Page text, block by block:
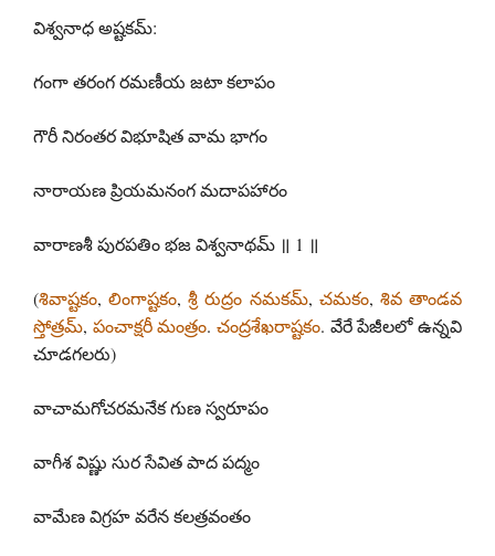
విశ్వనాధ అష్టకమ్:
గంగా తరంగ రమణీయ జటా కలాపం
గౌరీ నిరంతర విభూషిత వామ భాగం
నారాయణ ప్రియమనంగ మదాపహారం
వారాణశీ పురపతిం భజ విశ్వనాథమ్ ॥ 1 ॥
(శివాష్టకం,లింగాష్టకం,శ్రీ రుద్రం నమకమ్, చమకం, శివ తాండవ
స్తోత్రమ్, పంచాక్షరీ మంత్రం.చంద్రశేఖరాష్టకం. వేరే పేజీలలో ఉన్నవి
చూడగలరు)
వాచామగోచరమనేక గుణ స్వరూపం
వాగీశ విష్ణు సుర సేవిత పాద పద్మం
వామేణ విగ్రహ వరేన కలత్రవంతం